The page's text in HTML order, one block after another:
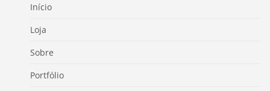
Início
Loja
Sobre
Portfólio